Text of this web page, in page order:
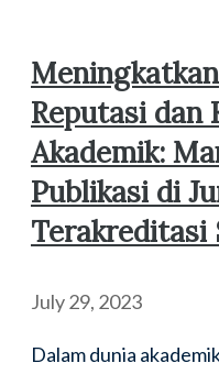
Meningkatkan
Reputasi dan
Akademik:
Publikasi di
Terakreditasi
July 29, 2023
Dalam dunia